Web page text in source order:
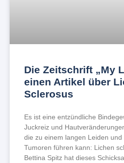
Die Zeitschrift „My
einen Artikel über
Sclerosus
Es ist eine entzündliche
Juckreiz und
die zu einem langen Leiden
Tumoren führen kann: Lichen
Bettina Spitz hat dieses